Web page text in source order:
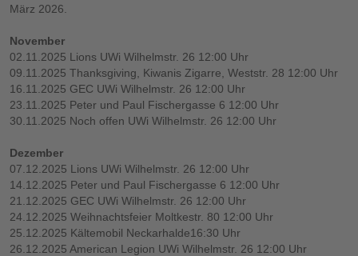
März 2026.
November
02.11.2025 Lions UWi Wilhelmstr. 26 12:00 Uhr
09.11.2025 Thanksgiving, Kiwanis Zigarre, Weststr. 28 12:00 Uhr
16.11.2025 GEC UWi Wilhelmstr. 26 12:00 Uhr
23.11.2025 Peter und Paul Fischergasse 6 12:00 Uhr
30.11.2025 Noch offen UWi Wilhelmstr. 26 12:00 Uhr
Dezember
07.12.2025 Lions UWi Wilhelmstr. 26 12:00 Uhr
14.12.2025 Peter und Paul Fischergasse 6 12:00 Uhr
21.12.2025 GEC UWi Wilhelmstr. 26 12:00 Uhr
24.12.2025 Weihnachtsfeier Moltkestr. 80 12:00 Uhr
25.12.2025 Kältemobil Neckarhalde16:30 Uhr
26.12.2025 American Legion UWi Wilhelmstr. 26 12:00 Uhr